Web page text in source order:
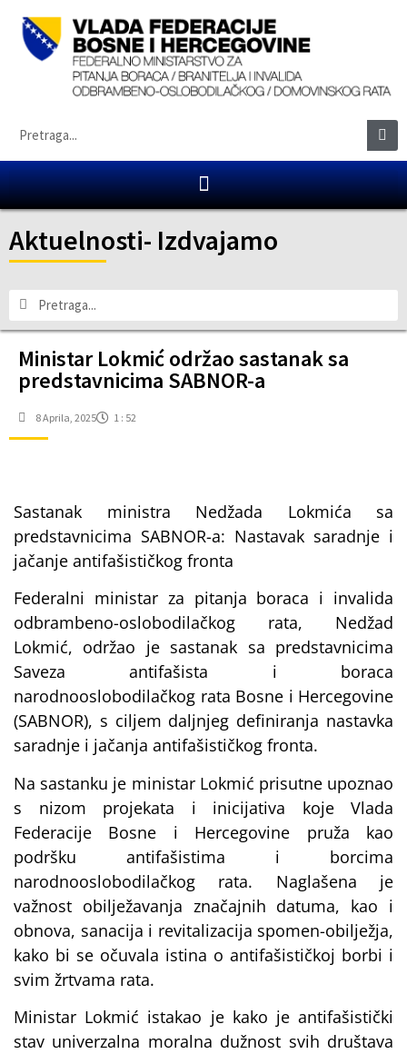
Aktuelnosti- Izdvajamo
Ministar Lokmić održao sastanak sa
predstavnicima SABNOR-a
8 Aprila, 2025 1 : 52
Sastanak ministra Nedžada Lokmića sa
predstavnicima SABNOR-a: Nastavak saradnje i
jačanje antifašističkog fronta
Federalni ministar za pitanja boraca i invalida
odbrambeno-oslobodilačkog rata, Nedžad
Lokmić, održao je sastanak sa predstavnicima
Saveza antifašista i boraca
narodnooslobodilačkog rata Bosne i Hercegovine
(SABNOR), s ciljem daljnjeg definiranja nastavka
saradnje i jačanja antifašističkog fronta.
Na sastanku je ministar Lokmić prisutne upoznao
s nizom projekata i inicijativa koje Vlada
Federacije Bosne i Hercegovine pruža kao
podršku antifašistima i borcima
narodnooslobodilačkog rata. Naglašena je
važnost obilježavanja značajnih datuma, kao i
obnova, sanacija i revitalizacija spomen-obilježja,
kako bi se očuvala istina o antifašističkoj borbi i
svim žrtvama rata.
Ministar Lokmić istakao je kako je antifašistički
stav univerzalna moralna dužnost svih društava